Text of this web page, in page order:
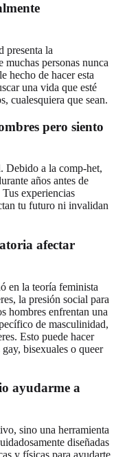
presenta la
personas nunca
hecho de hacer esta
una vida que esté
cualesquiera que sean.
pero siento
Debido a la comp-het,
años antes de
Tus experiencias
tu futuro ni invalidan
afectar
en la teoría feminista
la presión social para
hombres enfrentan una
de masculinidad,
Esto puede hacer
bisexuales o queer
ayudarme a
sino una herramienta
diseñadas